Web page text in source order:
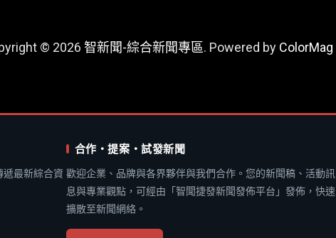
© 2026 智新聞-綜合新聞專區. Powered by ColorMag
遞最新綜合資
合作・提案・試發新聞
歡迎企業、品牌與各界夥伴與我們合作。您的新聞稿、活動訊
息與專業觀點，可經由「智聞捷發新聞發佈平台」發佈，快速
擴散至新聞網絡。